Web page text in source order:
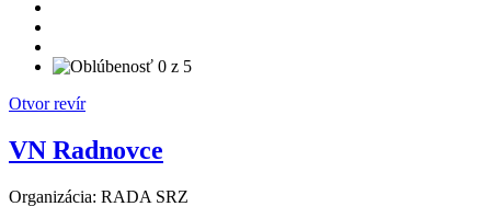
Otvor revír
VN Radnovce
Organizácia: RADA SRZ